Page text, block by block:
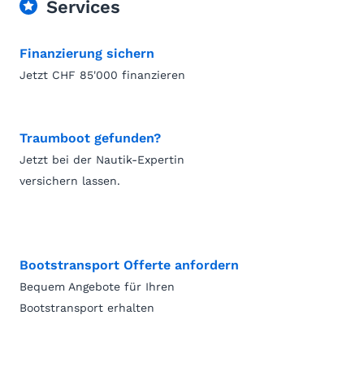
Services
Finanzierung sichern
Jetzt CHF 85'000 finanzieren
Traumboot gefunden?
Jetzt bei der Nautik-Expertin
versichern lassen.
Bootstransport Offerte anfordern
Bequem Angebote für Ihren
Bootstransport erhalten